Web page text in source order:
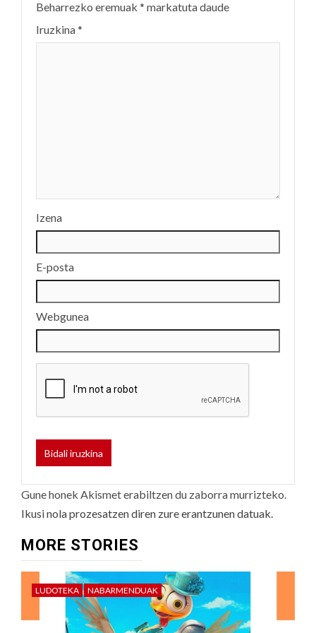
Beharrezko eremuak * markatuta daude
Iruzkina*
Izena
E-posta
Webgunea
Gune honek Akismet erabiltzen du zaborra murrizteko.
Ikusi nola prozesatzen diren zure erantzunen datuak.
MORE STORIES
LUDOTEKA NABARMENDUAK